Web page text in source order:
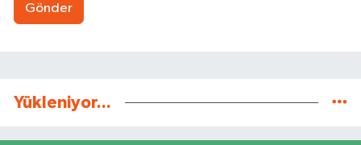
Gönder
Yükleniyor...